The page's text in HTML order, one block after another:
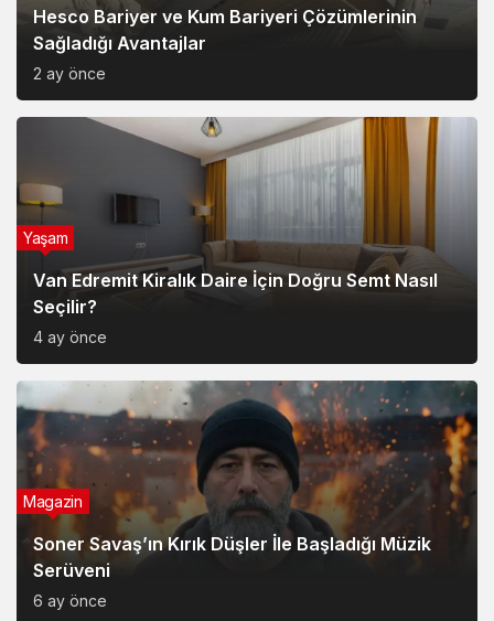
Hesco Bariyer ve Kum Bariyeri Çözümlerinin
Sağladığı Avantajlar
2 ay önce
Van Edremit Kiralık Daire İçin Doğru Semt Nasıl
Seçilir?
4 ay önce
Yaşam
Soner Savaş’ın Kırık Düşler İle Başladığı Müzik
Serüveni
6 ay önce
Magazin